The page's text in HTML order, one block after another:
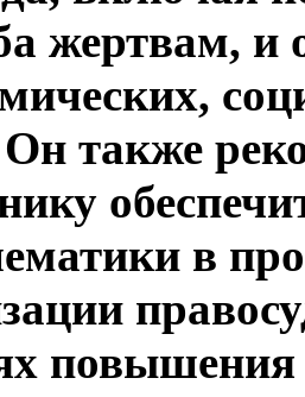
жертвам, и
также
в